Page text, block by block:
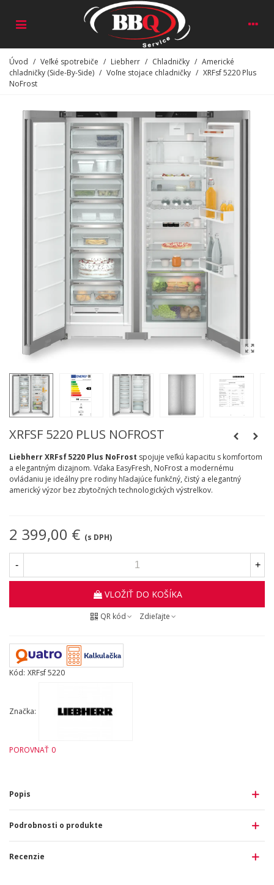
Úvod / Veľké spotrebiče / Liebherr / Chladničky / Americké
chladničky (Side-By-Side) / Voľne stojace chladničky / XRFsf 5220 Plus
NoFrost
XRFSF 5220 PLUS NOFROST
Liebherr XRFsf 5220 Plus NoFrost spojuje veľkú kapacitu s komfortom
a elegantným dizajnom. Vďaka EasyFresh, NoFrost a modernému
ovládaniu je ideálny pre rodiny hľadajúce funkčný, čistý a elegantný
americký výzor bez zbytočných technologických výstrelkov.
2 399,00 € (s DPH)
- +
VLOŽIŤ DO KOŠÍKA
QR kód Zdieľajte
Kód: XRFsf 5220
Značka:
POROVNAŤ 0
Popis
Podrobnosti o produkte
Recenzie